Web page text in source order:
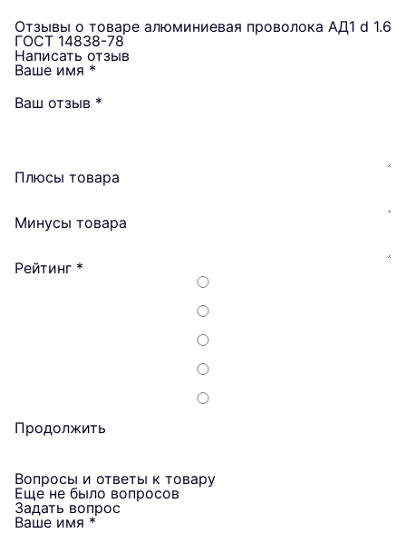
Отзывы о товаре алюминиевая проволока АД1 d 1.6
ГОСТ 14838-78
Написать отзыв
Ваше имя *
Ваш отзыв *
Плюсы товара
Минусы товара
Рейтинг *
Продолжить
Вопросы и ответы к товару
Еще не было вопросов
Задать вопрос
Ваше имя *